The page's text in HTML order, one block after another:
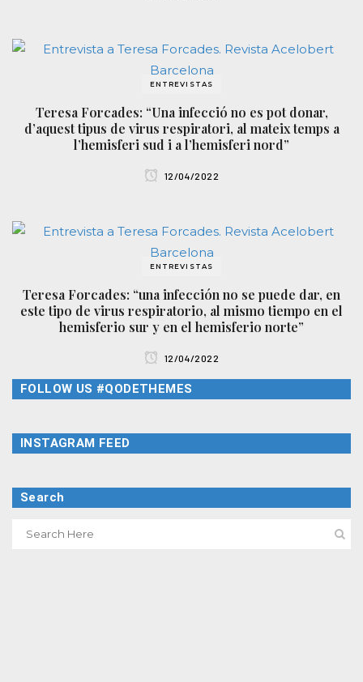
ENTREVISTAS
Teresa Forcades: “Una infecció no es pot donar,
d’aquest tipus de virus respiratori, al mateix temps a
l’hemisferi sud i a l’hemisferi nord”
12/04/2022
ENTREVISTAS
Teresa Forcades: “una infección no se puede dar, en
este tipo de virus respiratorio, al mismo tiempo en el
hemisferio sur y en el hemisferio norte”
12/04/2022
FOLLOW US #QODETHEMES
INSTAGRAM FEED
Search